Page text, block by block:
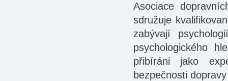
Asociace
sdružuje
zabývají
psychologického
přibíráni jako
bezpečnosti